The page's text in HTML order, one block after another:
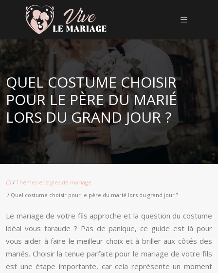
QUEL COSTUME CHOISIR
POUR LE PÈRE DU MARIÉ
LORS DU GRAND JOUR ?
/ Thèmes et styles de mariage
/ Quel costume choisir pour le père du marié lors du grand jour ?
Le mariage de votre fils approche et la question du costume
idéal vous taraude ? Pas de panique, ce guide est là pour
vous aider à faire le meilleur choix et à briller aux côtés des
mariés. Choisir la tenue parfaite pour le mariage de votre fils
est une étape importante, car cela représente un moment